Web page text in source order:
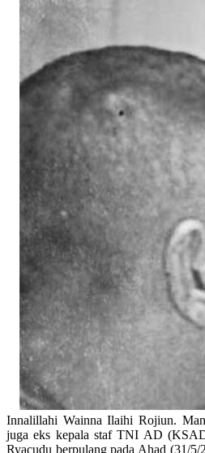
Innalillahi Wainna Ilaihi Rojiun.
juga eks kepala staf TNI AD
Ryacudu berpulang pada Ahad (31/5/